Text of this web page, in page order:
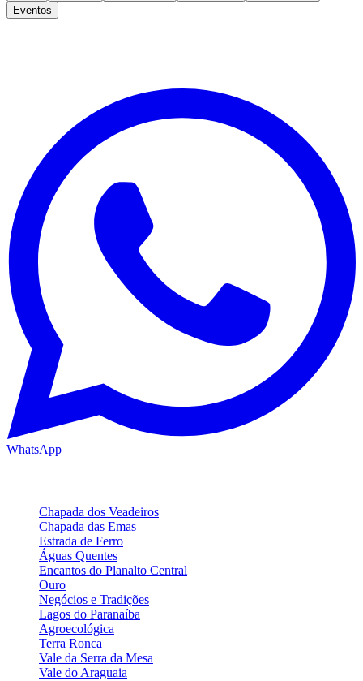
Eventos
WhatsApp
Chapada dos Veadeiros
Chapada das Emas
Estrada de Ferro
Águas Quentes
Encantos do Planalto Central
Ouro
Negócios e Tradições
Lagos do Paranaíba
Agroecológica
Terra Ronca
Vale da Serra da Mesa
Vale do Araguaia